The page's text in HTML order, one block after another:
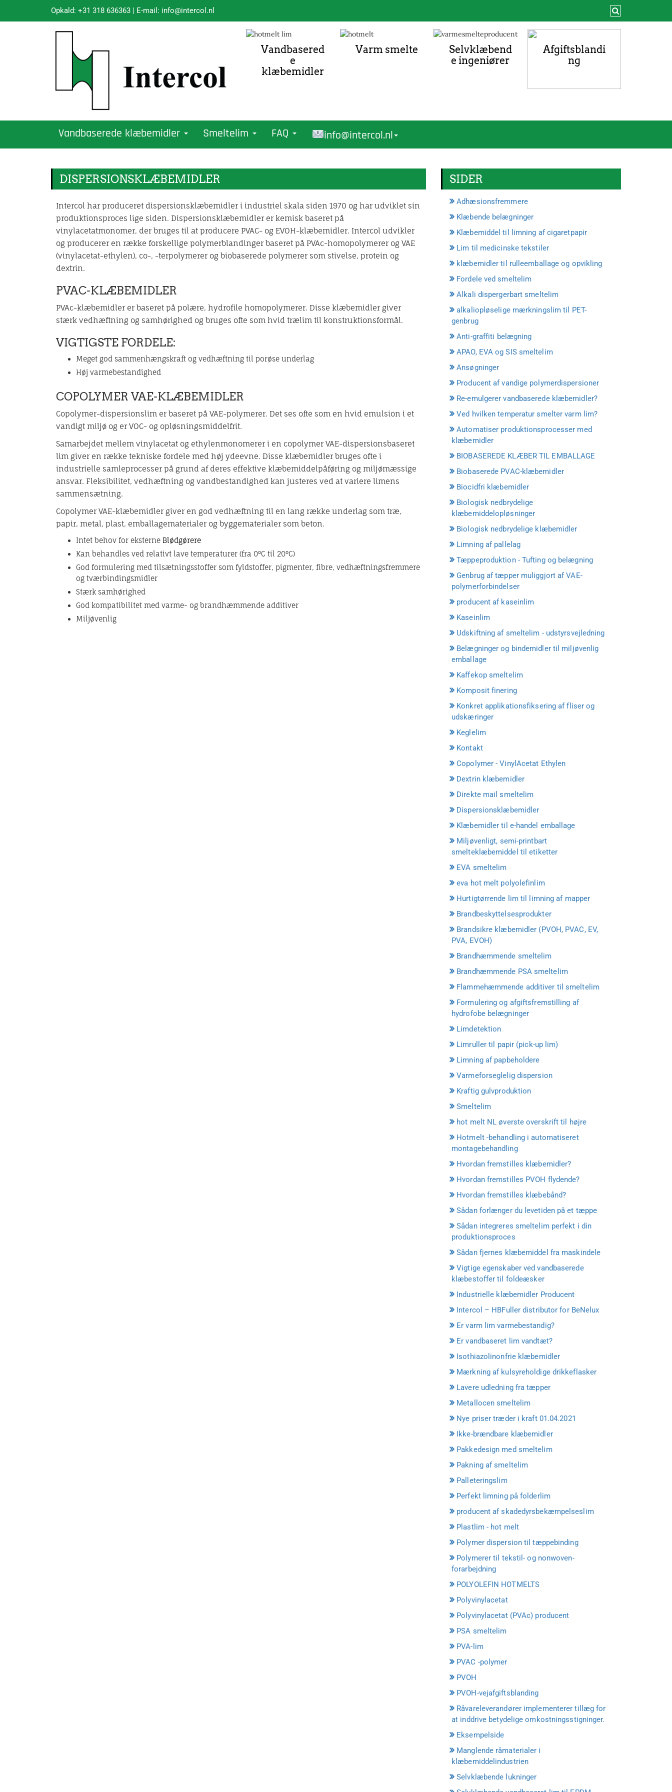
Opkald: +31 318 636363 | E-mail: info@intercol.nl
Vandbasered
e
klæbemidler
Varm smelte
Selvklæbend
e ingeniører
Afgiftsblandi
ng
Vandbaserede klæbemidler Smeltelim FAQ info@intercol.nl
DISPERSIONSKLÆBEMIDLER
Intercol har produceret dispersionsklæbemidler i industriel skala siden 1970 og har udviklet sin
produktionsproces lige siden. Dispersionsklæbemidler er kemisk baseret på
vinylacetatmonomer, der bruges til at producere PVAC- og EVOH-klæbemidler. Intercol udvikler
og producerer en række forskellige polymerblandinger baseret på PVAc-homopolymerer og VAE
(vinylacetat-ethylen), co-, -terpolymerer og biobaserede polymerer som stivelse, protein og
dextrin.
PVAC-KLÆBEMIDLER
PVAc-klæbemidler er baseret på polære, hydrofile homopolymerer. Disse klæbemidler giver
stærk vedhæftning og samhørighed og bruges ofte som hvid trælim til konstruktionsformål.
VIGTIGSTE FORDELE:
Meget god sammenhængskraft og vedhæftning til porøse underlag
Høj varmebestandighed
COPOLYMER VAE-KLÆBEMIDLER
Copolymer-dispersionslim er baseret på VAE-polymerer. Det ses ofte som en hvid emulsion i et
vandigt miljø og er VOC- og opløsningsmiddelfrit.
Samarbejdet mellem vinylacetat og ethylenmonomerer i en copolymer VAE-dispersionsbaseret
lim giver en række tekniske fordele med høj ydeevne. Disse klæbemidler bruges ofte i
industrielle samleprocesser på grund af deres effektive klæbemiddelpåføring og miljømæssige
ansvar. Fleksibilitet, vedhæftning og vandbestandighed kan justeres ved at variere limens
sammensætning.
Copolymer VAE-klæbemidler giver en god vedhæftning til en lang række underlag som træ,
papir, metal, plast, emballagematerialer og byggematerialer som beton.
Intet behov for eksterne Blødgørere
Kan behandles ved relativt lave temperaturer (fra 0°C til 20°C)
God formulering med tilsætningsstoffer som fyldstoffer, pigmenter, fibre, vedhæftningsfremmere
og tværbindingsmidler
Stærk samhørighed
God kompatibilitet med varme- og brandhæmmende additiver
Miljøvenlig
SIDER
Adhæsionsfremmere
Klæbende belægninger
Klæbemiddel til limning af cigaretpapir
Lim til medicinske tekstiler
klæbemidler til rulleemballage og opvikling
Fordele ved smeltelim
Alkali dispergerbart smeltelim
alkaliopløselige mærkningslim til PET-
genbrug
Anti-graffiti belægning
APAO, EVA og SIS smeltelim
Ansøgninger
Producent af vandige polymerdispersioner
Re-emulgerer vandbaserede klæbemidler?
Ved hvilken temperatur smelter varm lim?
Automatiser produktionsprocesser med
klæbemidler
BIOBASEREDE KLÆBER TIL EMBALLAGE
Biobaserede PVAC-klæbemidler
Biocidfri klæbemidler
Biologisk nedbrydelige
klæbemiddelopløsninger
Biologisk nedbrydelige klæbemidler
Limning af pallelag
Tæppeproduktion - Tufting og belægning
Genbrug af tæpper muliggjort af VAE-
polymerforbindelser
producent af kaseinlim
Kaseinlim
Udskiftning af smeltelim - udstyrsvejledning
Belægninger og bindemidler til miljøvenlig
emballage
Kaffekop smeltelim
Komposit finering
Konkret applikationsfiksering af fliser og
udskæringer
Keglelim
Kontakt
Copolymer - VinylAcetat Ethylen
Dextrin klæbemidler
Direkte mail smeltelim
Dispersionsklæbemidler
Klæbemidler til e-handel emballage
Miljøvenligt, semi-printbart
smelteklæbemiddel til etiketter
EVA smeltelim
eva hot melt polyolefinlim
Hurtigtørrende lim til limning af mapper
Brandbeskyttelsesprodukter
Brandsikre klæbemidler (PVOH, PVAC, EV,
PVA, EVOH)
Brandhæmmende smeltelim
Brandhæmmende PSA smeltelim
Flammehæmmende additiver til smeltelim
Formulering og afgiftsfremstilling af
hydrofobe belægninger
Limdetektion
Limruller til papir (pick-up lim)
Limning af papbeholdere
Varmeforseglelig dispersion
Kraftig gulvproduktion
Smeltelim
hot melt NL øverste overskrift til højre
Hotmelt -behandling i automatiseret
montagebehandling
Hvordan fremstilles klæbemidler?
Hvordan fremstilles PVOH flydende?
Hvordan fremstilles klæbebånd?
Sådan forlænger du levetiden på et tæppe
Sådan integreres smeltelim perfekt i din
produktionsproces
Sådan fjernes klæbemiddel fra maskindele
Vigtige egenskaber ved vandbaserede
klæbestoffer til foldeæsker
Industrielle klæbemidler Producent
Intercol – HBFuller distributor for BeNelux
Er varm lim varmebestandig?
Er vandbaseret lim vandtæt?
Isothiazolinonfrie klæbemidler
Mærkning af kulsyreholdige drikkeflasker
Lavere udledning fra tæpper
Metallocen smeltelim
Nye priser træder i kraft 01.04.2021
Ikke-brændbare klæbemidler
Pakkedesign med smeltelim
Pakning af smeltelim
Palleteringslim
Perfekt limning på folderlim
producent af skadedyrsbekæmpelseslim
Plastlim - hot melt
Polymer dispersion til tæppebinding
Polymerer til tekstil- og nonwoven-
forarbejdning
POLYOLEFIN HOTMELTS
Polyvinylacetat
Polyvinylacetat (PVAc) producent
PSA smeltelim
PVA-lim
PVAC -polymer
PVOH
PVOH-vejafgiftsblanding
Råvareleverandører implementerer tillæg for
at inddrive betydelige omkostningsstigninger.
Eksempelside
Manglende råmaterialer i
klæbemiddelindustrien
Selvklæbende lukninger